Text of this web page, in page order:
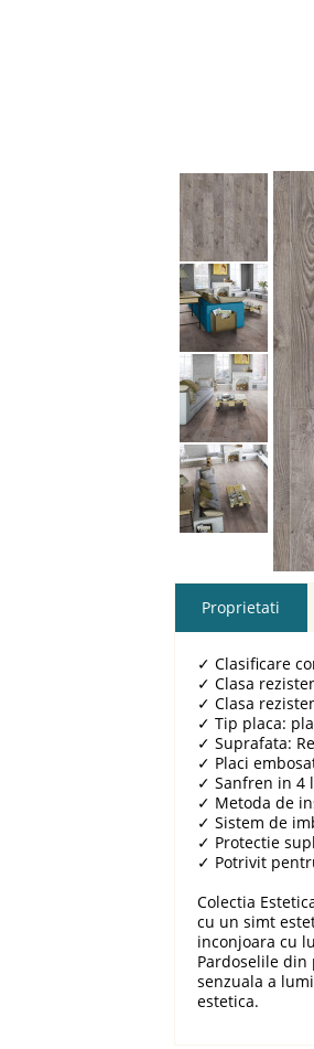
Proprietati
✓ Clasificare
✓ Clasa
✓ Clasa
✓ Tip placa:
✓ Suprafata:
✓ Placi
✓ Sanfren in 4
✓ Metoda de
✓ Sistem de
✓ Protectie
✓ Potrivit
Colectia
cu un simt
inconjoara cu
Pardoselile din
senzuala a
estetica.